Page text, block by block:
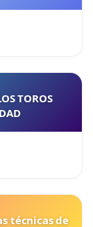
TOROS
técnicas de